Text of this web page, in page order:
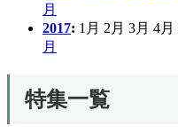
月
2017: 1月 2月 3月 4月
月
特集一覧